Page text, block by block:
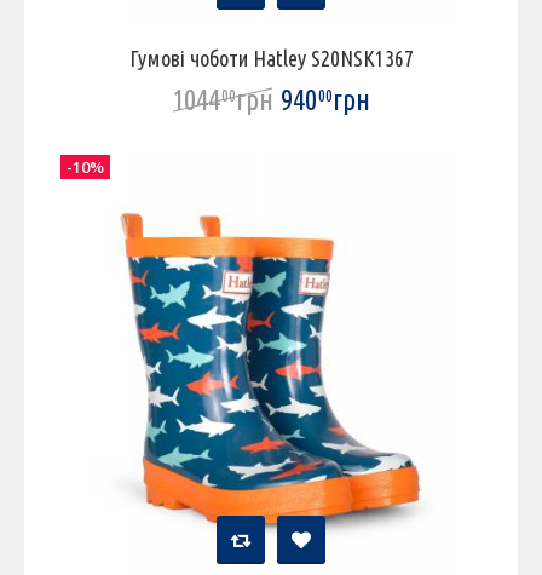
Гумові чоботи Hatley S20NSK1367
104400грн 94000грн
-10%